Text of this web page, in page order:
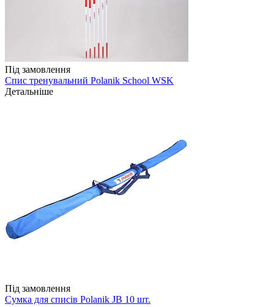
Під замовлення
Спис тренувальний Polanik School WSK
Детальніше
Під замовлення
Сумка для списів Polanik JB 10 шт.